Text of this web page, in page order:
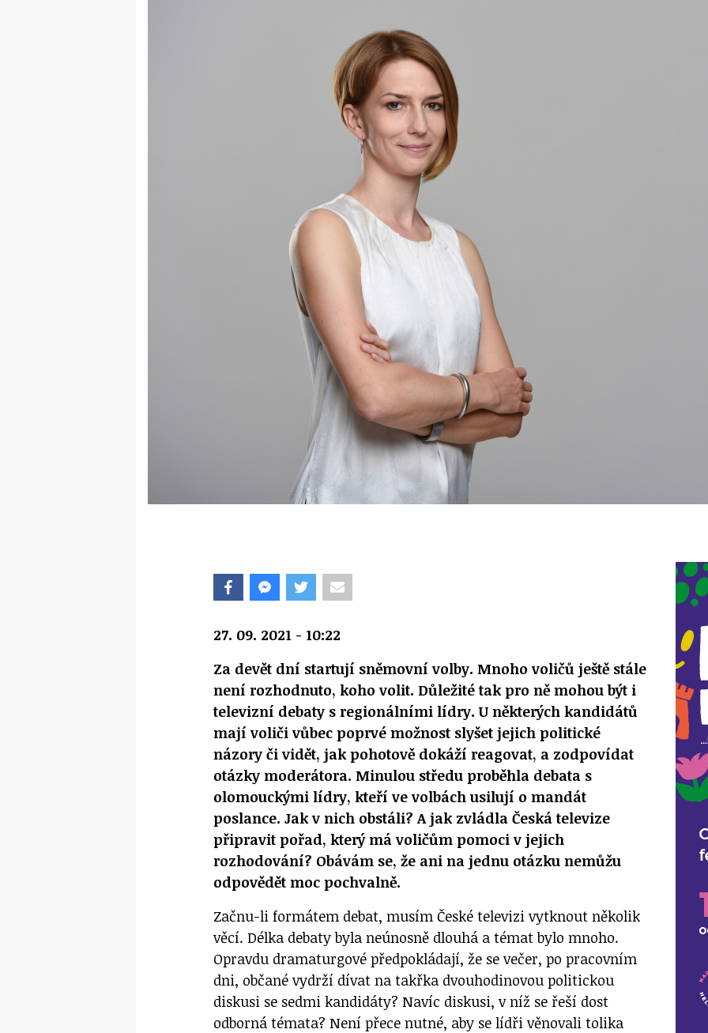
27. 09. 2021 - 10:22
Za devět dní startují sněmovní volby. Mnoho voličů ještě stále
není rozhodnuto, koho volit. Důležité tak pro ně mohou být i
televizní debaty s regionálními lídry. U některých kandidátů
mají voliči vůbec poprvé možnost slyšet jejich politické
názory či vidět, jak pohotově dokáží reagovat, a zodpovídat
otázky moderátora. Minulou středu proběhla debata s
olomouckými lídry, kteří ve volbách usilují o mandát
poslance. Jak v nich obstáli? A jak zvládla Česká televize
připravit pořad, který má voličům pomoci v jejich
rozhodování? Obávám se, že ani na jednu otázku nemůžu
odpovědět moc pochvalně.
Začnu-li formátem debat, musím České televizi vytknout několik
věcí. Délka debaty byla neúnosně dlouhá a témat bylo mnoho.
Opravdu dramaturgové předpokládají, že se večer, po pracovním
dni, občané vydrží dívat na takřka dvouhodinovou politickou
diskusi se sedmi kandidáty? Navíc diskusi, v níž se řeší dost
odborná témata? Není přece nutné, aby se lídři věnovali tolika